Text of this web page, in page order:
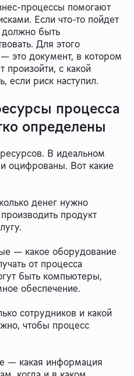
процессы помогают
Если что-то пойдет
должно быть
Для этого
это документ, в котором
произойти, с какой
если риск наступил.
процесса
определены
В идеальном
оцифрованы. Вот какие
денег нужно
продукт
— какое оборудование
от процесса
быть компьютеры,
обеспечение.
сотрудников и какой
чтобы процесс
— какая информация